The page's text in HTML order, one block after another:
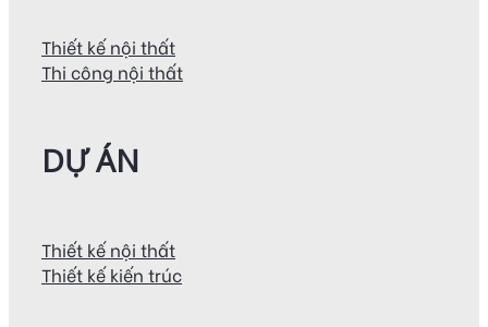
Thiết kế nội thất
Thi công nội thất
DỰ ÁN
Thiết kế nội thất
Thiết kế kiến trúc